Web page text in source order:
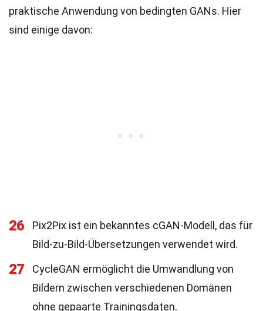
praktische Anwendung von bedingten GANs. Hier
sind einige davon:
26
Pix2Pix ist ein bekanntes cGAN-Modell, das für
Bild-zu-Bild-Übersetzungen verwendet wird.
27
CycleGAN ermöglicht die Umwandlung von
Bildern zwischen verschiedenen Domänen
ohne gepaarte Trainingsdaten.